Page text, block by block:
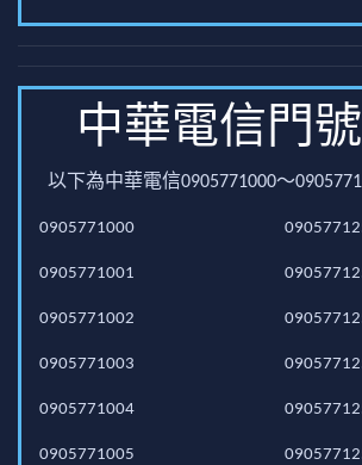
中華電信門
以下為中華電信0905771000～
0905771000
0905771001
0905771002
0905771003
0905771004
0905771005